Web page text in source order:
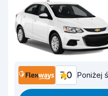
7,0 Poniżej